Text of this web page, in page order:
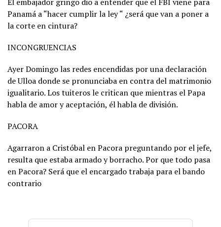
Panamá a “hacer cumplir la ley “ ¿será que van a poner a
la corte en cintura?
INCONGRUENCIAS
Ayer Domingo las redes encendidas por una declaración
de Ulloa donde se pronunciaba en contra del matrimonio
igualitario. Los tuiteros le critican que mientras el Papa
habla de amor y aceptación, él habla de división.
PACORA
Agarraron a Cristóbal en Pacora preguntando por el jefe,
resulta que estaba armado y borracho. Por que todo pasa
en Pacora? Será que el encargado trabaja para el bando
contrario